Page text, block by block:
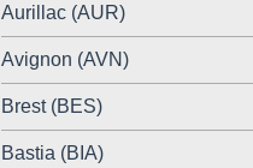
Aurillac (AUR)
Avignon (AVN)
Brest (BES)
Bastia (BIA)